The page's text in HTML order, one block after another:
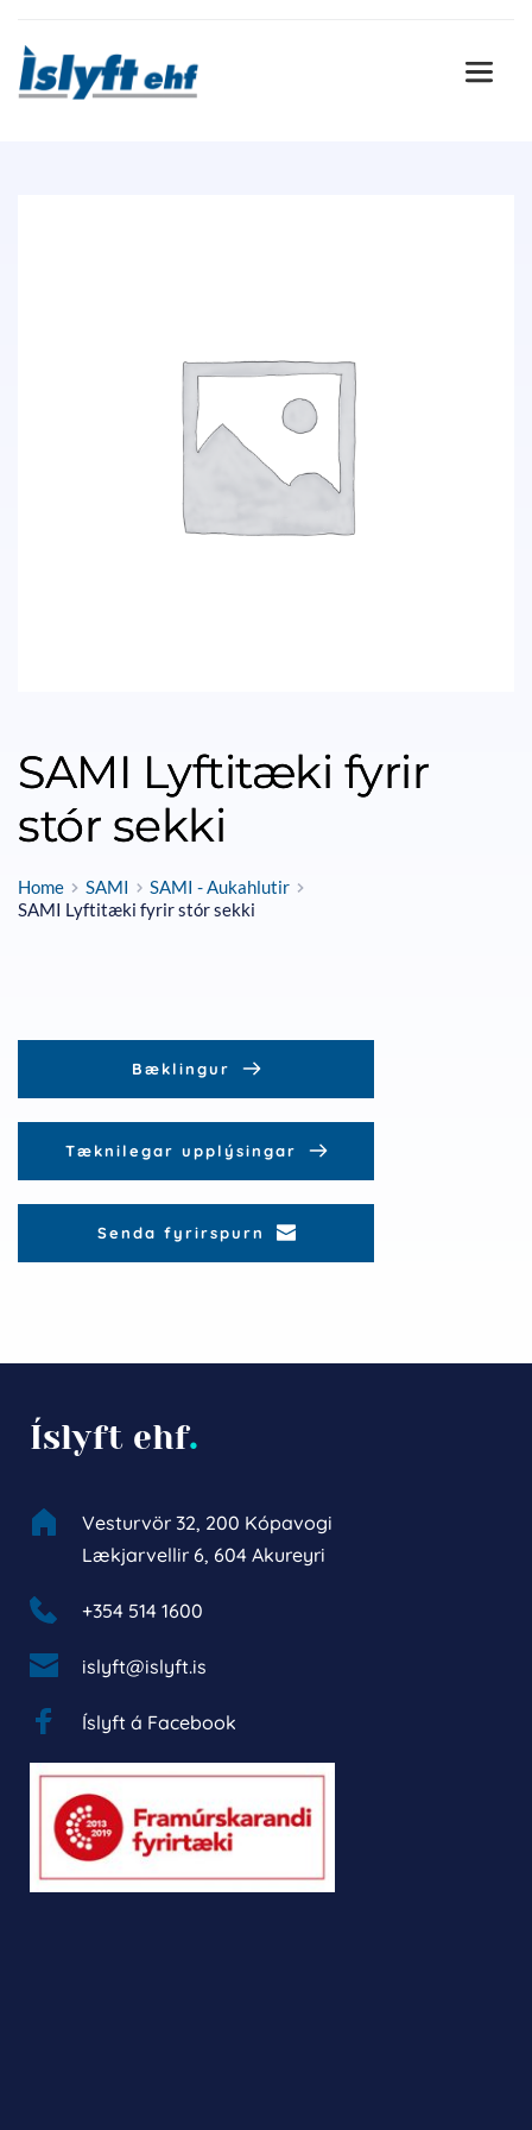
SAMI Lyftitæki fyrir
stór sekki
Home SAMI
SAMI - Aukahlutir
SAMI Lyftitæki fyrir stór sekki
Bæklingur
Tæknilegar upplýsingar
Senda fyrirspurn
Íslyft ehf.
Vesturvör 32, 200 Kópavogi
Lækjarvellir 6, 604 Akureyri
+354 514 1600
islyft@islyft.is
Íslyft á Facebook